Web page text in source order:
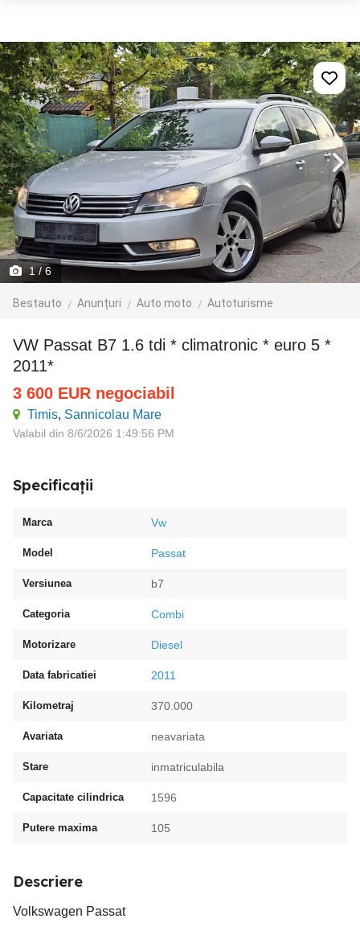
1/ 6
Bestauto Anunțuri Auto moto Autoturisme
VW Passat B7 1.6 tdi * climatronic * euro 5 *
2011*
3 600 EUR negociabil
Timis, Sannicolau Mare
Valabil din 8/6/2026 1:49:56 PM
Specificații
Marca Vw
Model Passat
Versiunea b7
Categoria Combi
Motorizare Diesel
Data fabricatiei 2011
Kilometraj 370.000
Avariata neavariata
Stare inmatriculabila
Capacitate cilindrica 1596
Putere maxima 105
Descriere
Volkswagen Passat